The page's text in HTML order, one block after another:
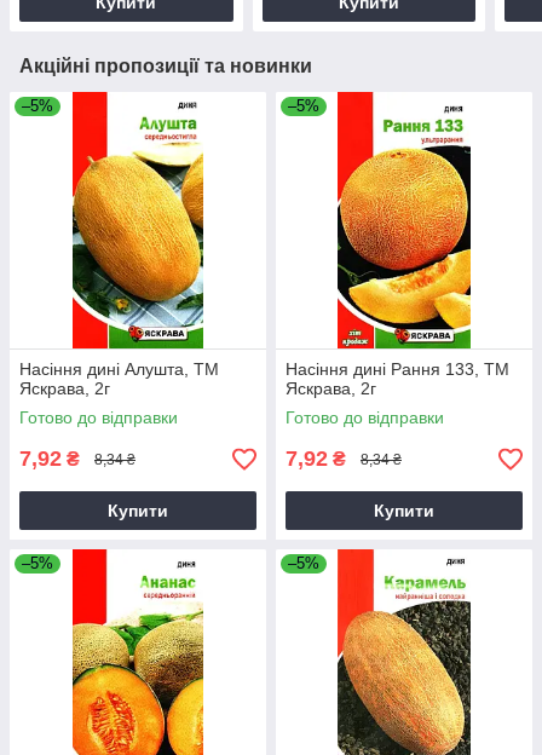
Акційні пропозиції та новинки
–5%
Насіння дині Алушта, ТМ
Яскрава, 2г
Готово до відправки
7,92 ₴ 8,34 ₴
Купити
–5%
Насіння дині Рання 133, ТМ
Яскрава, 2г
Готово до відправки
7,92 ₴ 8,34 ₴
Купити
–5% –5%